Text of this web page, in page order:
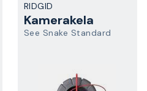
RIDGID
Kamerakela
See Snake Standard